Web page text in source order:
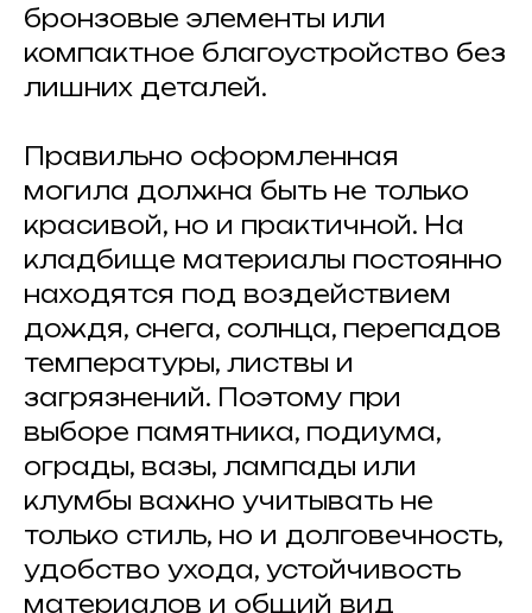
бронзовые элементы или
компактное благоустройство без
лишних деталей.
Правильно оформленная
могила должна быть не только
красивой, но и практичной. На
кладбище материалы постоянно
находятся под воздействием
дождя, снега, солнца, перепадов
температуры, листвы и
загрязнений. Поэтому при
выборе памятника, подиума,
ограды, вазы, лампады или
клумбы важно учитывать не
только стиль, но и долговечность,
удобство ухода, устойчивость
материалов и общий вид